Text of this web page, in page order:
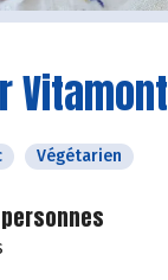
Vitamont
Végétarien